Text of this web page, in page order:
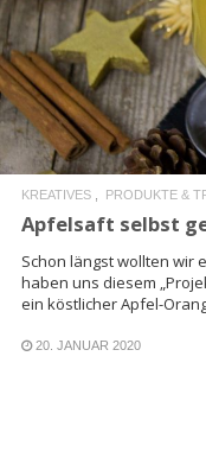
KREATIVES PRODUKTE &
Apfelsaft selbst
Schon längst wollten wir
haben uns diesem
ein köstlicher Apfel-
20. JANUAR 2020